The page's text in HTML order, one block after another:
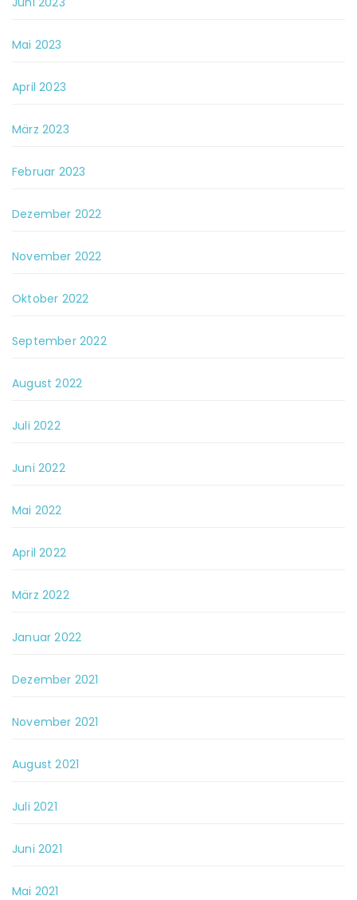
Mai 2023
April 2023
März 2023
Februar 2023
Dezember 2022
November 2022
Oktober 2022
September 2022
August 2022
Juli 2022
Juni 2022
Mai 2022
April 2022
März 2022
Januar 2022
Dezember 2021
November 2021
August 2021
Juli 2021
Juni 2021
Mai 2021